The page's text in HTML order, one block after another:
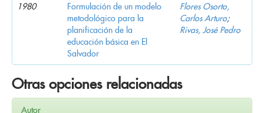
1980
Formulación de un modelo
metodológico para la
planificación de la
educación básica en El
Salvador
Flores Osorto,
Carlos Arturo;
Rivas, José Pedro
Otras opciones relacionadas
Autor